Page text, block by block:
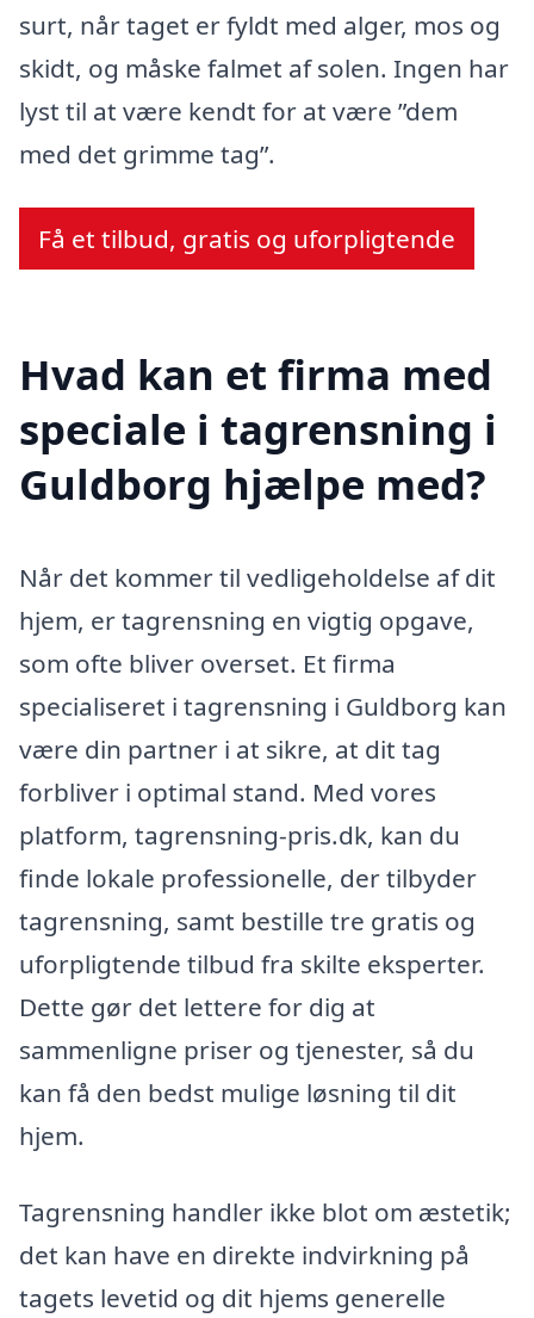
surt, når taget er fyldt med alger, mos og
skidt, og måske falmet af solen. Ingen har
lyst til at være kendt for at være ”dem
med det grimme tag”.
Få et tilbud, gratis og uforpligtende
Hvad kan et firma med
speciale i tagrensning i
Guldborg hjælpe med?
Når det kommer til vedligeholdelse af dit
hjem, er tagrensning en vigtig opgave,
som ofte bliver overset. Et firma
specialiseret i tagrensning i Guldborg kan
være din partner i at sikre, at dit tag
forbliver i optimal stand. Med vores
platform, tagrensning-pris.dk, kan du
finde lokale professionelle, der tilbyder
tagrensning, samt bestille tre gratis og
uforpligtende tilbud fra skilte eksperter.
Dette gør det lettere for dig at
sammenligne priser og tjenester, så du
kan få den bedst mulige løsning til dit
hjem.
Tagrensning handler ikke blot om æstetik;
det kan have en direkte indvirkning på
tagets levetid og dit hjems generelle